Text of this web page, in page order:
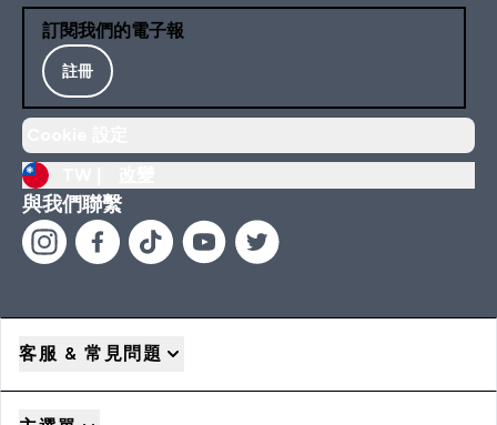
訂閱我們的電子報
註冊
與我們聯繫
客服 & 常見問題